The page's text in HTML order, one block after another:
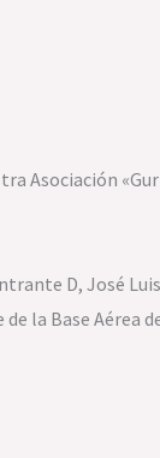
Asociación
D, José
la Base Aérea